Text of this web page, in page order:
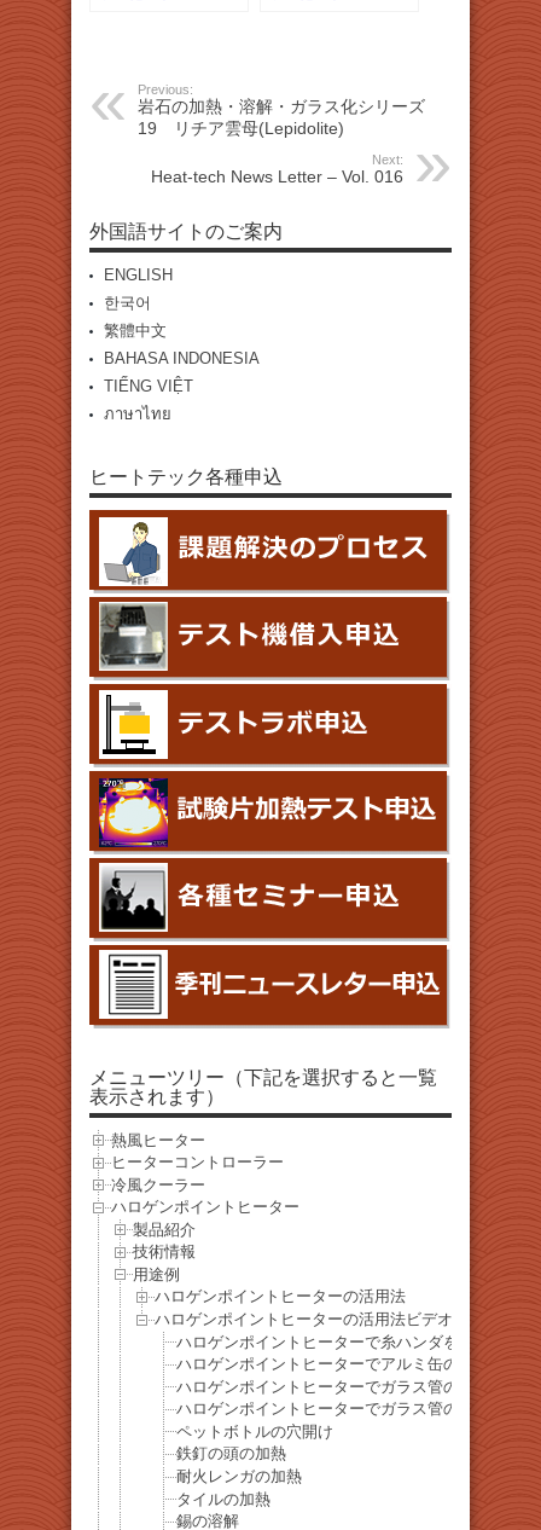
Previous:
岩石の加熱・溶解・ガラス化シリーズ
19 リチア雲母(Lepidolite)
Next:
Heat-tech News Letter – Vol. 016
外国語サイトのご案内
ENGLISH
한국어
繁體中文
BAHASA INDONESIA
TIẾNG VIỆT
ภาษาไทย
ヒートテック各種申込
メニューツリー（下記を選択すると一覧
表示されます）
熱風ヒーター
ヒーターコントローラー
冷風クーラー
ハロゲンポイントヒーター
製品紹介
技術情報
用途例
ハロゲンポイントヒーターの活用法
ハロゲンポイントヒーターの活用法ビデオ
ハロゲンポイントヒーターで糸ハンダを溶かす
ハロゲンポイントヒーターでアルミ缶の加熱
ハロゲンポイントヒーターでガラス管の中のステ
ハロゲンポイントヒーターでガラス管の中のアル
ペットボトルの穴開け
鉄釘の頭の加熱
耐火レンガの加熱
タイルの加熱
錫の溶解